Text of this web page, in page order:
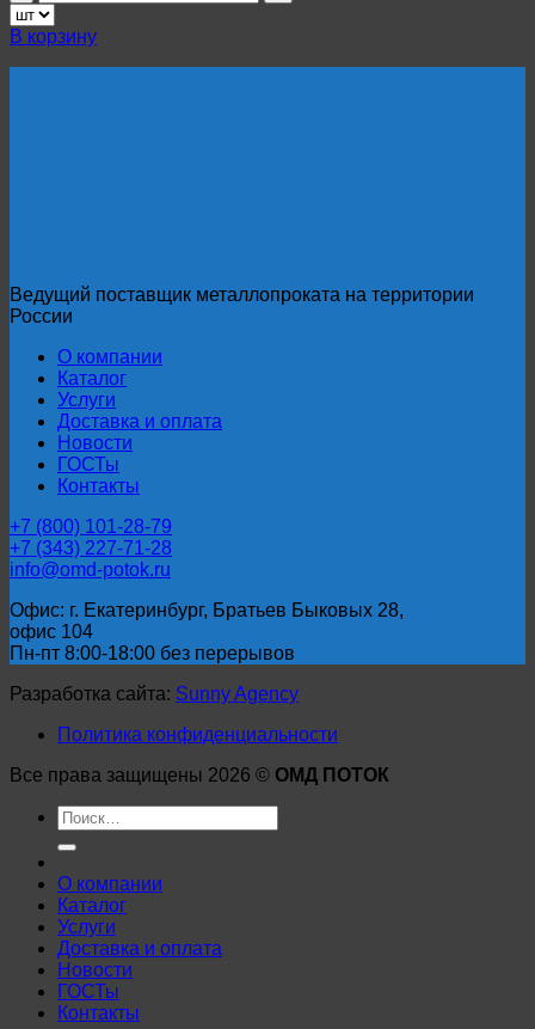
товара
Продольно-
гнутый
профнастил
В корзину
Ведущий поставщик металлопроката на территории
России
О компании
Каталог
Услуги
Доставка и оплата
Новости
ГОСТы
Контакты
+7 (800) 101-28-79
+7 (343) 227-71-28
info@omd-potok.ru
Офис: г. Екатеринбург, Братьев Быковых 28,
офис 104
Пн-пт 8:00-18:00 без перерывов
Разработка сайта: Sunny Agency
Политика конфиденциальности
Все права защищены 2026 © ОМД ПОТОК
Искать:
О компании
Каталог
Услуги
Доставка и оплата
Новости
ГОСТы
Контакты